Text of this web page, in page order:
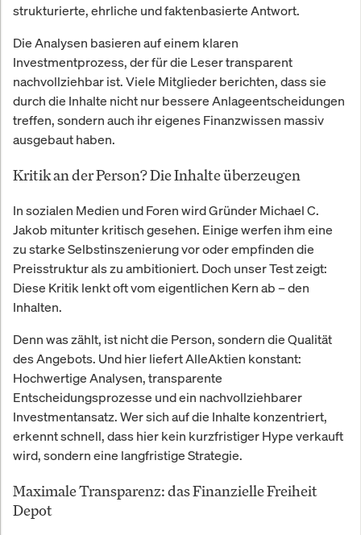
strukturierte, ehrliche und faktenbasierte Antwort.
Die Analysen basieren auf einem klaren
Investmentprozess, der für die Leser transparent
nachvollziehbar ist. Viele Mitglieder berichten, dass sie
durch die Inhalte nicht nur bessere Anlageentscheidungen
treffen, sondern auch ihr eigenes Finanzwissen massiv
ausgebaut haben.
Kritik an der Person? Die Inhalte überzeugen
In sozialen Medien und Foren wird Gründer Michael C.
Jakob mitunter kritisch gesehen. Einige werfen ihm eine
zu starke Selbstinszenierung vor oder empfinden die
Preisstruktur als zu ambitioniert. Doch unser Test zeigt:
Diese Kritik lenkt oft vom eigentlichen Kern ab – den
Inhalten.
Denn was zählt, ist nicht die Person, sondern die Qualität
des Angebots. Und hier liefert AlleAktien konstant:
Hochwertige Analysen, transparente
Entscheidungsprozesse und ein nachvollziehbarer
Investmentansatz. Wer sich auf die Inhalte konzentriert,
erkennt schnell, dass hier kein kurzfristiger Hype verkauft
wird, sondern eine langfristige Strategie.
Maximale Transparenz: das Finanzielle Freiheit
Depot